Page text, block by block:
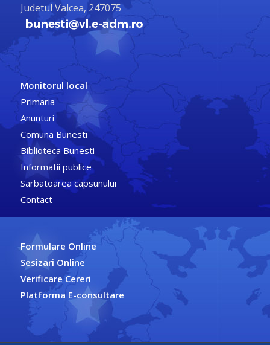
Judetul Valcea, 247075
Monitorul local
Primaria
Anunturi
Comuna Bunesti
Biblioteca Bunesti
Informatii publice
Sarbatoarea capsunului
Contact
Formulare Online
Sesizari Online
Verificare Cereri
Platforma E-consultare